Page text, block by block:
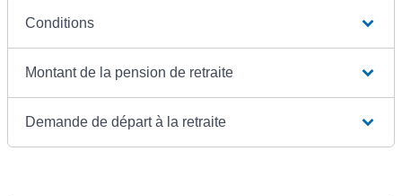
Conditions
Montant de la pension de retraite
Demande de départ à la retraite